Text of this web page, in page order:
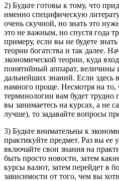
2) Будьте готовы к тому, что
именно специфическую
очень скучной, но знать это
это не важным, но спустя года
примеру, если вы не будете
теории богатства и так далее.
экономической теории, куда
понятийный аппарат, величины
дальнейших знаний. Если здесь
намного проще. Несмотря на то,
терминологии вам будет трудно
вы занимаетесь на курсах, а не
лучше), то задавайте вопросы
3) Будьте внимательны к
практикуйте предмет. Раз вы ее
включайте свои знания на
быть просто новости, затем
курсы валют, затем перейдет в
зависимости от того, чем вы